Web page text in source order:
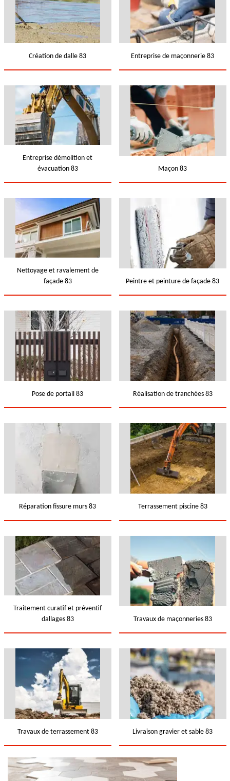
Création de dalle 83 Entreprise de maçonnerie 83
Entreprise démolition et
évacuation 83
Maçon 83
Nettoyage et ravalement de
façade 83
Peintre et peinture de façade 83
Pose de portail 83 Réalisation de tranchées 83
Réparation fissure murs 83 Terrassement piscine 83
Traitement curatif et préventif
dallages 83
Travaux de maçonneries 83
Travaux de terrassement 83 Livraison gravier et sable 83